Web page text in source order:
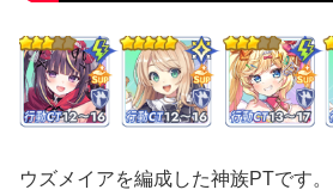
ウズメイアを編成した神族PTです。